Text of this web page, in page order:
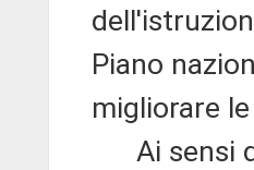
Piano
migliorare
Ai sensi